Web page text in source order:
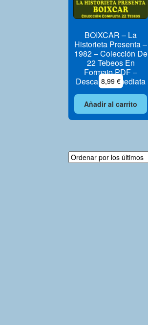
BOIXCAR – La
Historieta Presenta –
1982 – Colección De
22 Tebeos En
Formato PDF –
Descarga Inmediata
8,99 €
Añadir al carrito